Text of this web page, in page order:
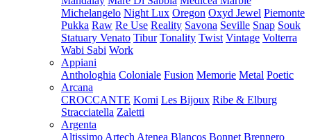
Michelangelo Night Lux Oregon Oxyd Jewel Piemonte
Pukka Raw Re Use Reality Savona Seville Snap Souk
Statuary Venato Tibur Tonality Twist Vintage Volterra
Wabi Sabi Work
Appiani
Anthologhia Coloniale Fusion Memorie Metal Poetic
Arcana
CROCCANTE Komi Les Bijoux Ribe & Elburg
Stracciatella Zaletti
Argenta
Altissimo Artech Atenea Blancos Bonnet Brennero